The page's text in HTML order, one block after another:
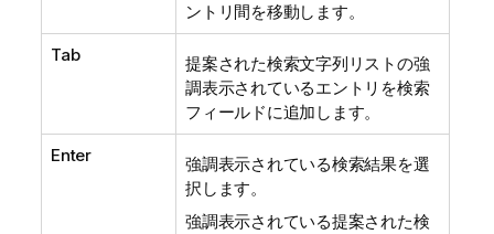
ントリ間を移動します。
Tab
提案された検索文字列リストの強
調表示されているエントリを検索
フィールドに追加します。
Enter
強調表示されている検索結果を選
択します。
強調表示されている提案された検